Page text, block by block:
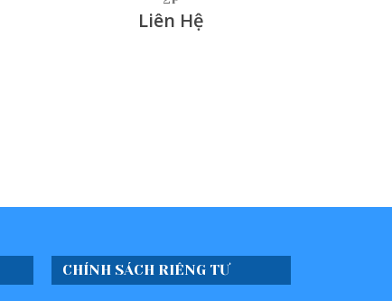
CHÍNH SÁCH RIÊNG TƯ